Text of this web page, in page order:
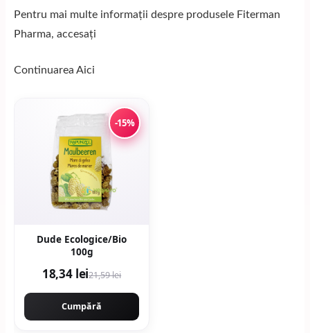
Pentru mai multe informaţii despre produsele Fiterman
Pharma, accesaţi
Continuarea Aici
-15%
Dude Ecologice/Bio
100g
18,34 lei21,59 lei
Cumpără